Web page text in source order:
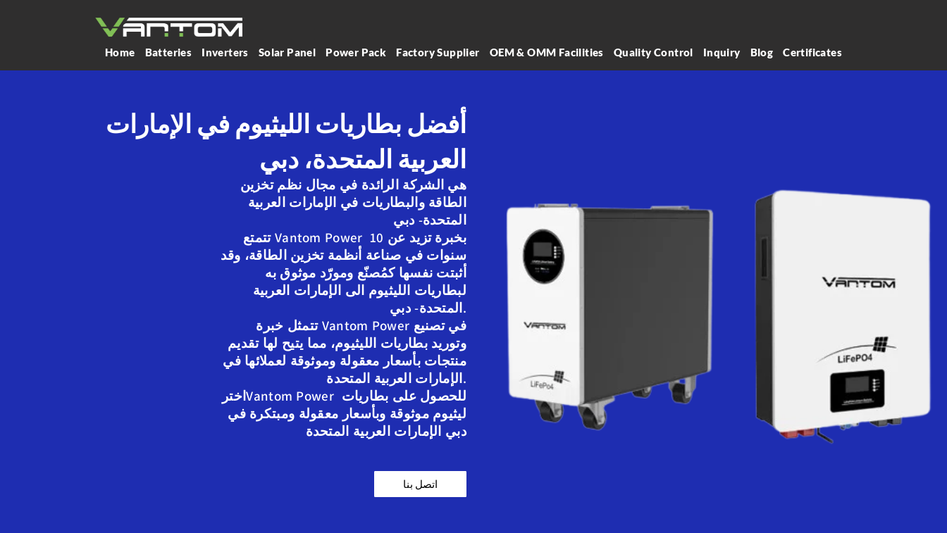
Home Batteries Inverters Solar Panel Power Pack Factory Supplier OEM & OMM Facilities Quality Control Inquiry Blog Certificates
أفضل بطاريات الليثيوم في الإمارات
العربية المتحدة، دبي
هي الشركة الرائدة في مجال نظم تخزين
الطاقة والبطاريات في الإمارات العربية
المتحدة- دبي
تتمتع Vantom Power بخبرة تزيد عن 10
سنوات في صناعة أنظمة تخزين الطاقة، وقد
أثبتت نفسها كمُصنّع ومورّد موثوق به
لبطاريات الليثيوم الى الإمارات العربية
المتحدة- دبي.
تتمثل خبرة Vantom Power في تصنيع
وتوريد بطاريات الليثيوم، مما يتيح لها تقديم
منتجات بأسعار معقولة وموثوقة لعملائها في
الإمارات العربية المتحدة.
اخترVantom Power للحصول على بطاريات
ليثيوم موثوقة وبأسعار معقولة ومبتكرة في
دبي الإمارات العربية المتحدة
اتصل بنا